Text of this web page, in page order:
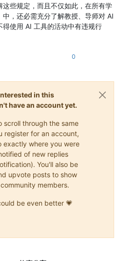
些规定，而且不仅如此，在所有学
，还必需充分了解教授、导师对 AI
使用 AI 工具的活动中有违规行
0
in this
have an account yet.
scroll through the same
register for an account,
exactly where you were
of new replies
You'll also be
upvote posts to show
members.
be even better 💗